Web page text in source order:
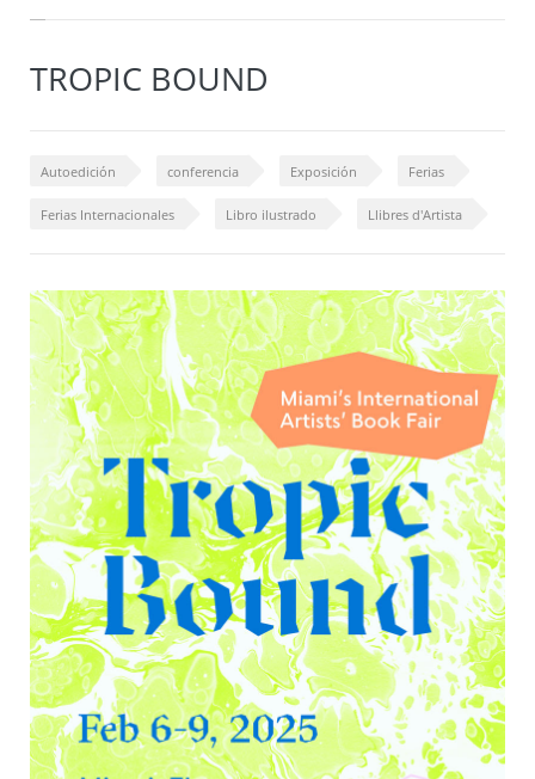
TROPIC BOUND
Autoedición conferencia Exposición Ferias
Ferias Internacionales Libro ilustrado Llibres d'Artista